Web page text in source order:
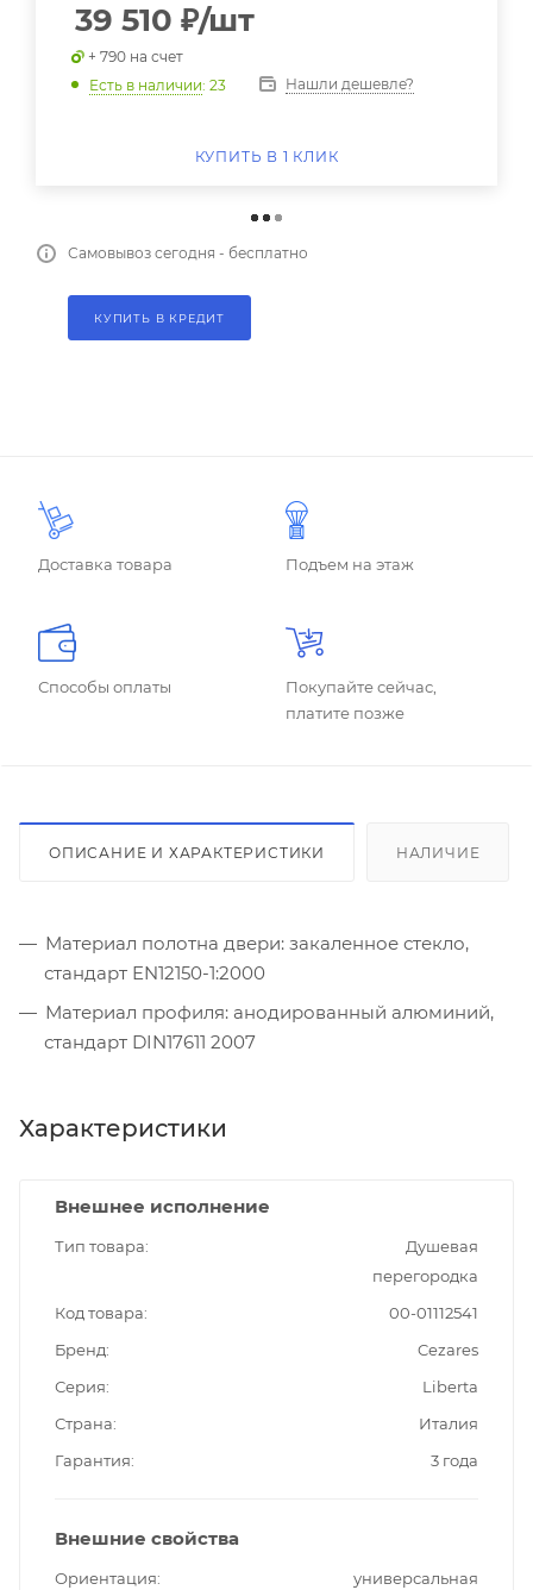
39 510 ₽/шт
+ 790 на счет
Есть в наличии: 23 Нашли дешевле?
КУПИТЬ В 1 КЛИК
Самовывоз сегодня - бесплатно
КУПИТЬ В КРЕДИТ
Доставка товара Подъем на этаж
Способы оплаты
Покупайте сейчас,
платите позже
ОПИСАНИЕ И ХАРАКТЕРИСТИКИ НАЛИЧИЕ
Материал полотна двери: закаленное стекло,
стандарт EN12150-1:2000
Материал профиля: анодированный алюминий,
стандарт DIN17611 2007
Характеристики
Внешнее исполнение
Тип товара
Душевая
перегородка
Код товара
00-01112541
Бренд
Cezares
Серия
Liberta
Страна
Италия
Гарантия
3 года
Внешние свойства
Ориентация универсальная